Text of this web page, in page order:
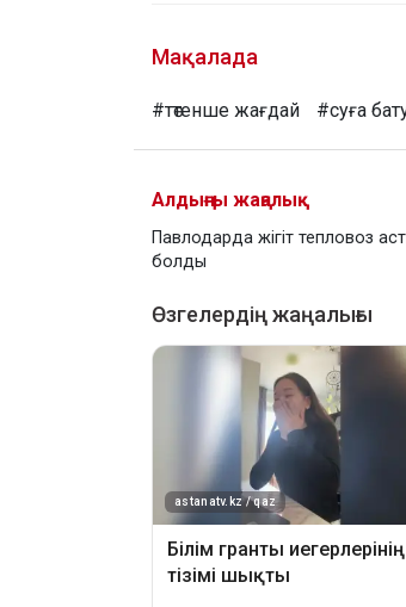
Мақалада
#төтенше жағдай #суға
Алдыңғы жаңалық
Павлодарда жігіт тепловоз
болды